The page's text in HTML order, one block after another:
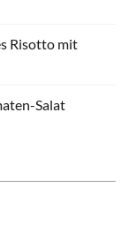
Risotto mit
Salat